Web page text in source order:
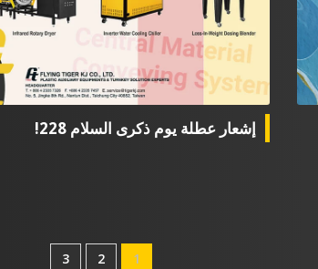
إشعار عطلة يوم ذكرى السلام 228!
1
2
3